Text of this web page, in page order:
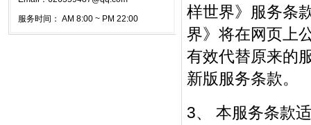
服务时间： AM 8:00 ~ PM 22:00
样世界》服务条
界》将在网页上
有效代替原来的
新版服务条款。
3、 本服务条款